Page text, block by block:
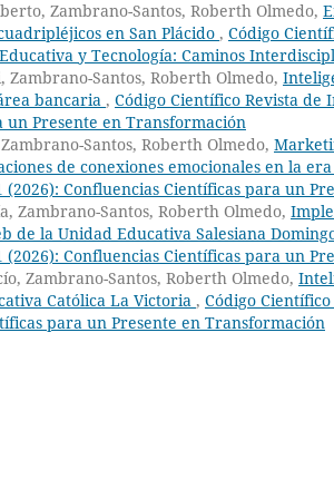
Zambrano-Santos, Roberth Olmedo,
en San Plácido , Código
y Tecnología: Caminos
Santos, Roberth Olmedo,
bancaria , Código Científico Revista de
un Presente en Transformación
Santos, Roberth Olmedo,
de conexiones emocionales en la
(2026): Confluencias Científicas para un
Zambrano-Santos, Roberth Olmedo,
de la Unidad Educativa Salesiana
(2026): Confluencias Científicas para un
Zambrano-Santos, Roberth Olmedo,
Católica La Victoria , Código
para un Presente en Transformación